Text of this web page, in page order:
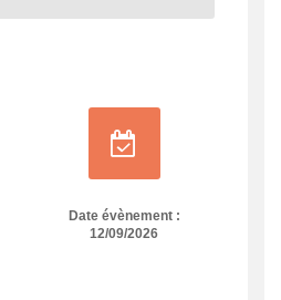
Date évènement :
12/09/2026